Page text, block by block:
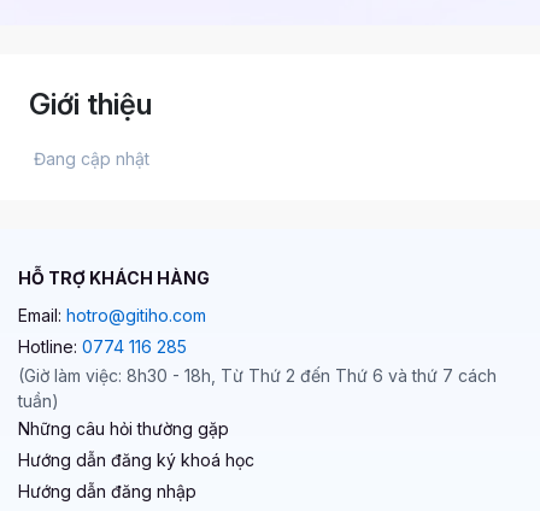
Giới thiệu
Đang cập nhật
HỖ TRỢ KHÁCH HÀNG
Email: hotro@gitiho.com
Hotline: 0774 116 285
(Giờ làm việc: 8h30 - 18h, Từ Thứ 2 đến Thứ 6 và thứ 7 cách
tuần)
Những câu hỏi thường gặp
Hướng dẫn đăng ký khoá học
Hướng dẫn đăng nhập